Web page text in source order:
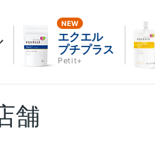
エクエル
プチプラス
Petit+
舗